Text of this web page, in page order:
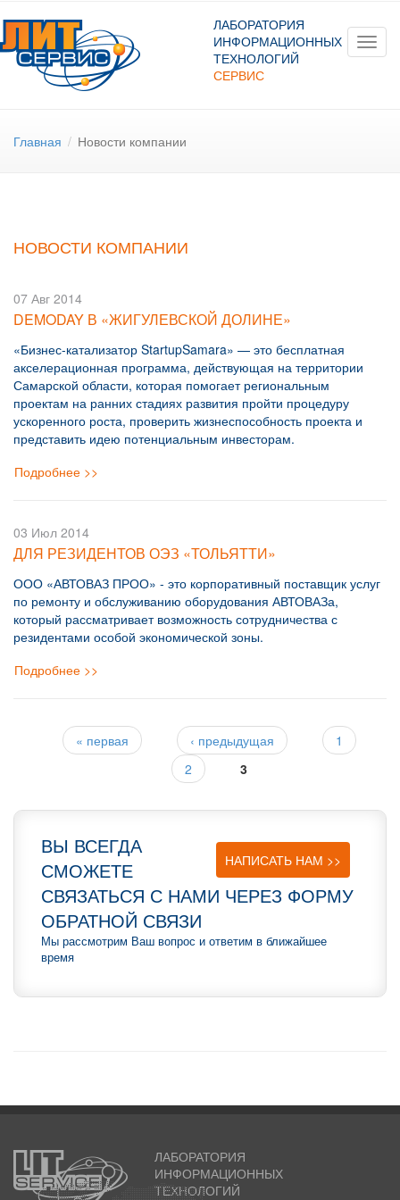
ЛАБОРАТОРИЯ
ИНФОРМАЦИОННЫХ
ТЕХНОЛОГИЙ
СЕРВИС
Главная / Новости компании
НОВОСТИ КОМПАНИИ
07 Авг 2014
DEMODAY В «ЖИГУЛЕВСКОЙ ДОЛИНЕ»
«Бизнес-катализатор StartupSamara» — это бесплатная
акселерационная программа, действующая на территории
Самарской области, которая помогает региональным
проектам на ранних стадиях развития пройти процедуру
ускоренного роста, проверить жизнеспособность проекта и
представить идею потенциальным инвесторам.
Подробнее >>
03 Июл 2014
ДЛЯ РЕЗИДЕНТОВ ОЭЗ «ТОЛЬЯТТИ»
ООО «АВТОВАЗ ПРОО» - это корпоративный поставщик услуг
по ремонту и обслуживанию оборудования АВТОВАЗа,
который рассматривает возможность сотрудничества с
резидентами особой экономической зоны.
Подробнее >>
« первая ‹ предыдущая
1
2
3
НАПИСАТЬ НАМ >>
ВЫ ВСЕГДА
СМОЖЕТЕ
СВЯЗАТЬСЯ С НАМИ ЧЕРЕЗ ФОРМУ
ОБРАТНОЙ СВЯЗИ
Мы рассмотрим Ваш вопрос и ответим в ближайшее
время
ЛАБОРАТОРИЯ
ИНФОРМАЦИОННЫХ
ТЕХНОЛОГИЙ